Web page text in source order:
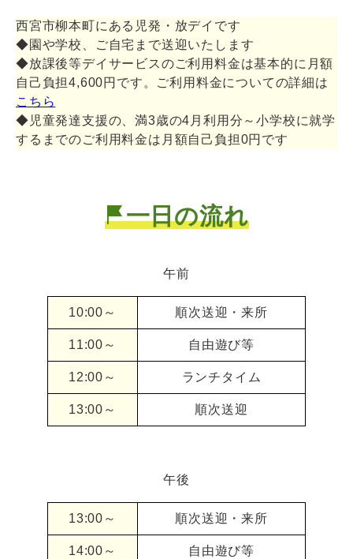
西宮市柳本町にある児発・放デイです
◆園や学校、ご自宅まで送迎いたします
◆放課後等デイサービスのご利用料金は基本的に月額
自己負担4,600円です。ご利用料金についての詳細は
こちら
◆児童発達支援の、満3歳の4月利用分～小学校に就学
するまでのご利用料金は月額自己負担0円です
一日の流れ
午前
10:00～ 順次送迎・来所
11:00～ 自由遊び等
12:00～ ランチタイム
13:00～ 順次送迎
午後
13:00～ 順次送迎・来所
14:00～ 自由遊び等